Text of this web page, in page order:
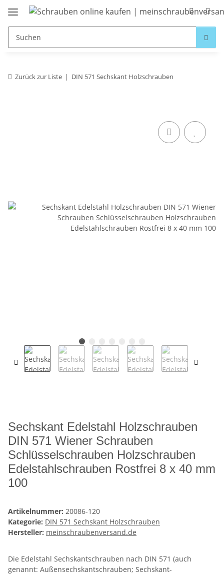
Zurück zur Liste DIN 571 Sechskant Holzschrauben
Sechskant Edelstahl Holzschrauben
DIN 571 Wiener Schrauben
Schlüsselschrauben Holzschrauben
Edelstahlschrauben Rostfrei 8 x 40 mm
100
Artikelnummer: 20086-120
Kategorie: DIN 571 Sechskant Holzschrauben
Hersteller: meinschraubenversand.de
Die Edelstahl Sechskantschrauben nach DIN 571 (auch
genannt: Außensechskantschrauben; Sechskant-